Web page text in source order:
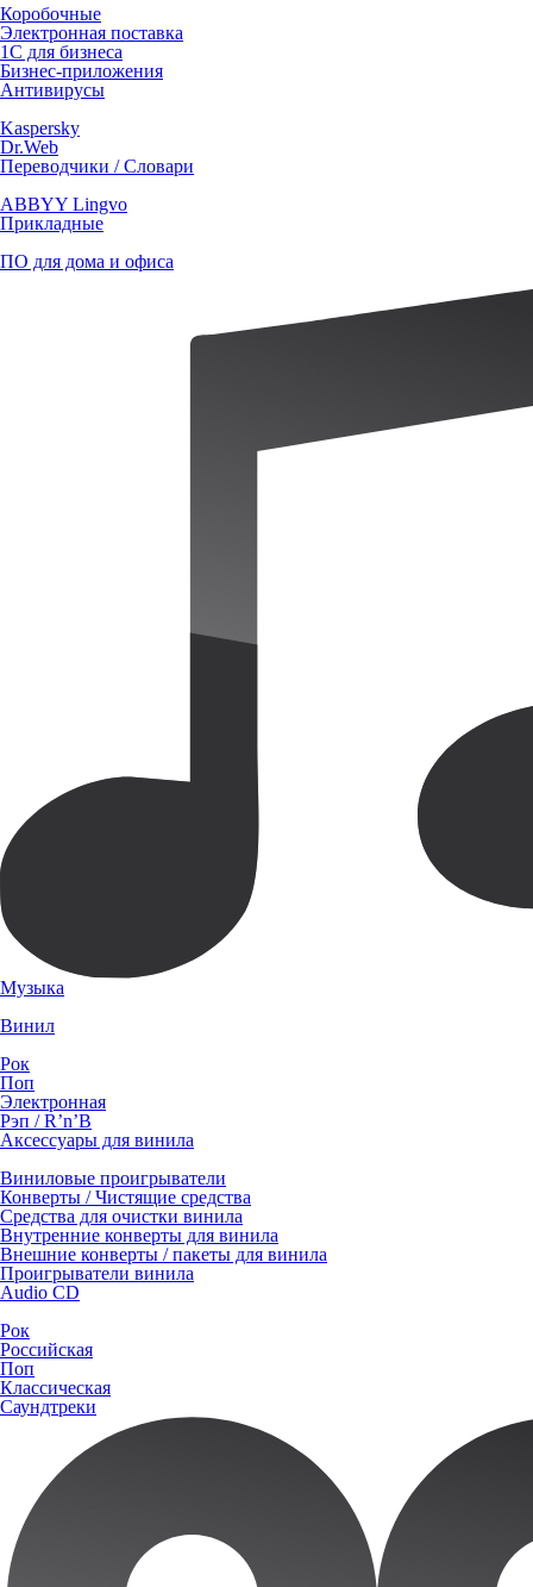
Коробочные
Электронная поставка
1С для бизнеса
Бизнес-приложения
Антивирусы
Kaspersky
Dr.Web
Переводчики / Словари
ABBYY Lingvo
Прикладные
ПО для дома и офиса
Музыка
Винил
Рок
Поп
Электронная
Рэп / R’n’B
Аксессуары для винила
Виниловые проигрыватели
Конверты / Чистящие средства
Средства для очистки винила
Внутренние конверты для винила
Внешние конверты / пакеты для винила
Проигрыватели винила
Audio CD
Рок
Российская
Поп
Классическая
Саундтреки